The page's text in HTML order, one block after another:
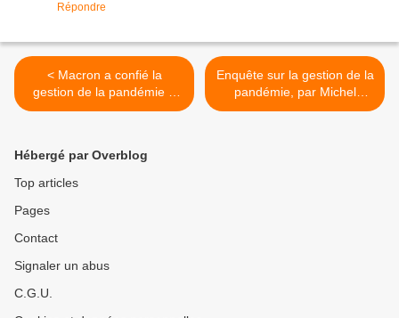
Répondre
< Macron a confié la
gestion de la pandémie à
des consultants proches du
Enquête sur la gestion de la
pandémie, par Michel
Collon >
Hébergé par Overblog
Top articles
Pages
Contact
Signaler un abus
C.G.U.